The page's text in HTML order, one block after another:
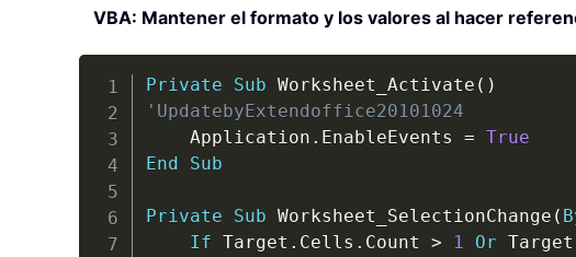
VBA: Mantener el formato y los valores al hacer
Private Sub Worksheet_Activate ( )
'UpdatebyExtendoffice20101024
    Application
. EnableEvents = True
End
Sub
Private Sub Worksheet_SelectionChange (
If Target . Cells . Count > 1 Or Target